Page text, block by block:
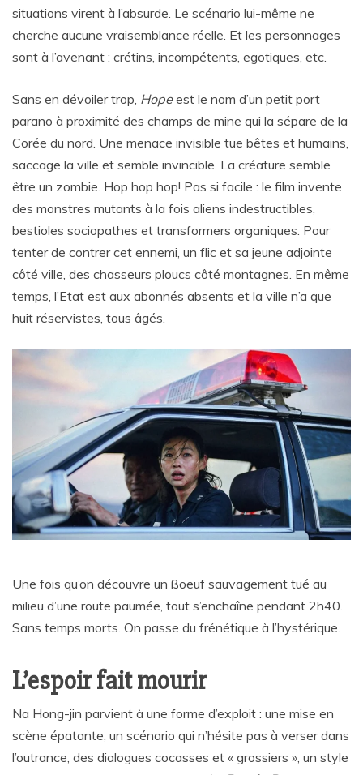
situations virent à l’absurde. Le scénario lui-même ne
cherche aucune vraisemblance réelle. Et les personnages
sont à l’avenant : crétins, incompétents, egotiques, etc.
Sans en dévoiler trop, Hopeest le nom d’un petit port
parano à proximité des champs de mine qui la sépare de la
Corée du nord. Une menace invisible tue bêtes et humains,
saccage la ville et semble invincible. La créature semble
être un zombie. Hop hop hop! Pas si facile : le film invente
des monstres mutants à la fois aliens indestructibles,
bestioles sociopathes et transformers organiques. Pour
tenter de contrer cet ennemi, un flic et sa jeune adjointe
côté ville, des chasseurs ploucs côté montagnes. En même
temps, l’Etat est aux abonnés absents et la ville n’a que
huit réservistes, tous âgés.
Une fois qu’on découvre un ßoeuf sauvagement tué au
milieu d’une route paumée, tout s’enchaîne pendant 2h40.
Sans temps morts. On passe du frénétique à l’hystérique.
L’espoir fait mourir
Na Hong-jin parvient à une forme d’exploit : une mise en
scène épatante, un scénario qui n’hésite pas à verser dans
l’outrance, des dialogues cocasses et « grossiers », un style